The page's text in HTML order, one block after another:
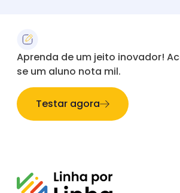
Aprenda de um jeito inovador!
se um aluno nota mil.
Testar agora